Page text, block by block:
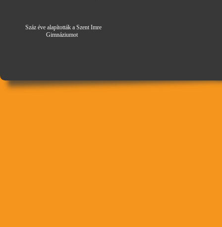
Száz éve alapították a Szent Imre
Gimnáziumot